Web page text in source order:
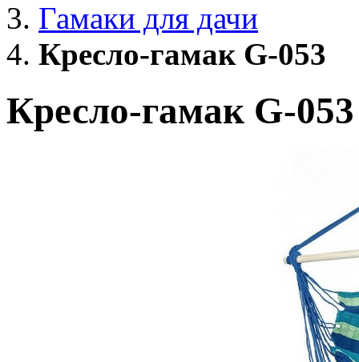
Гамаки для дачи
Кресло-гамак G-053
Кресло-гамак G-053